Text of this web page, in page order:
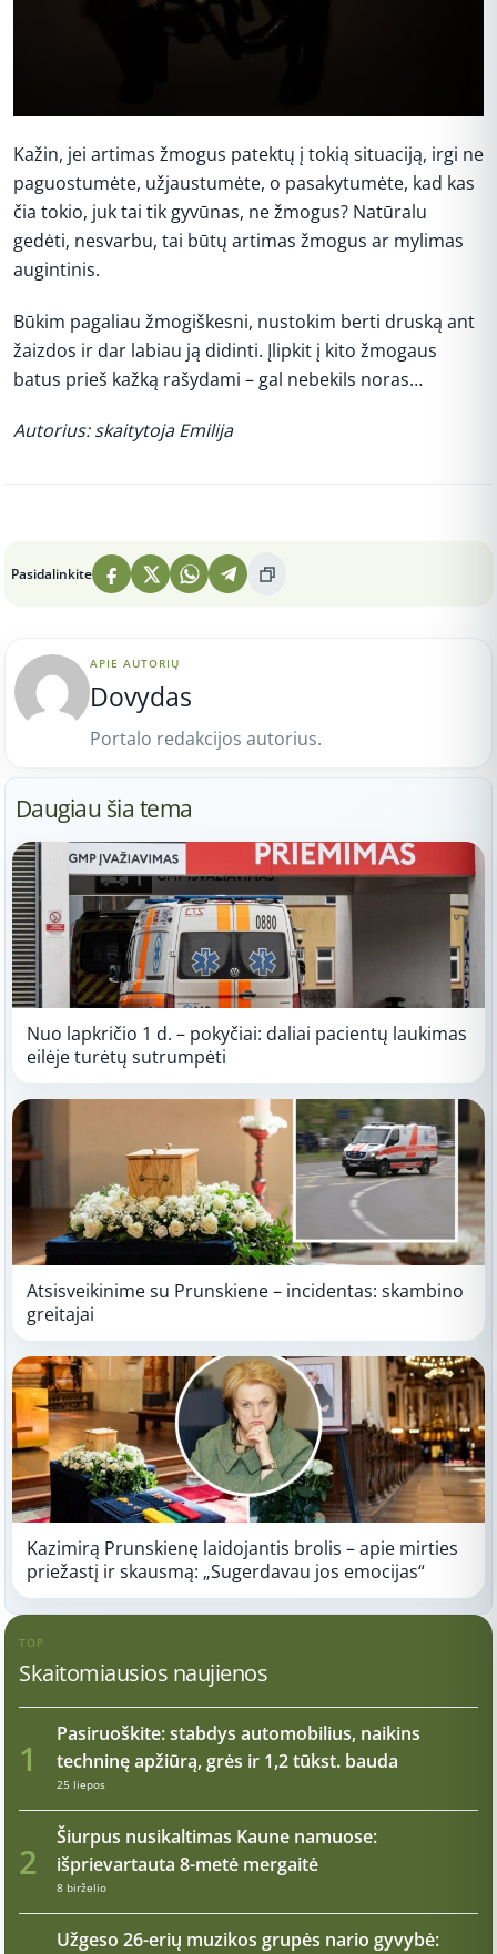
Kažin, jei artimas žmogus patektų į tokią situaciją, irgi ne
paguostumėte, užjaustumėte, o pasakytumėte, kad kas
čia tokio, juk tai tik gyvūnas, ne žmogus? Natūralu
gedėti, nesvarbu, tai būtų artimas žmogus ar mylimas
augintinis.
Būkim pagaliau žmogiškesni, nustokim berti druską ant
žaizdos ir dar labiau ją didinti. Įlipkit į kito žmogaus
batus prieš kažką rašydami – gal nebekils noras…
Autorius: skaitytoja Emilija
Pasidalinkite
APIE AUTORIŲ
Dovydas
Portalo redakcijos autorius.
Daugiau šia tema
Nuo lapkričio 1 d. – pokyčiai: daliai pacientų laukimas
eilėje turėtų sutrumpėti
Atsisveikinime su Prunskiene – incidentas: skambino
greitajai
Kazimirą Prunskienę laidojantis brolis – apie mirties
priežastį ir skausmą: „Sugerdavau jos emocijas“
TOP
Skaitomiausios naujienos
1
Pasiruoškite: stabdys automobilius, naikins
techninę apžiūrą, grės ir 1,2 tūkst. bauda
25 liepos
2
Šiurpus nusikaltimas Kaune namuose:
išprievartauta 8-metė mergaitė
8 birželio
Užgeso 26-erių muzikos grupės nario gyvybė: